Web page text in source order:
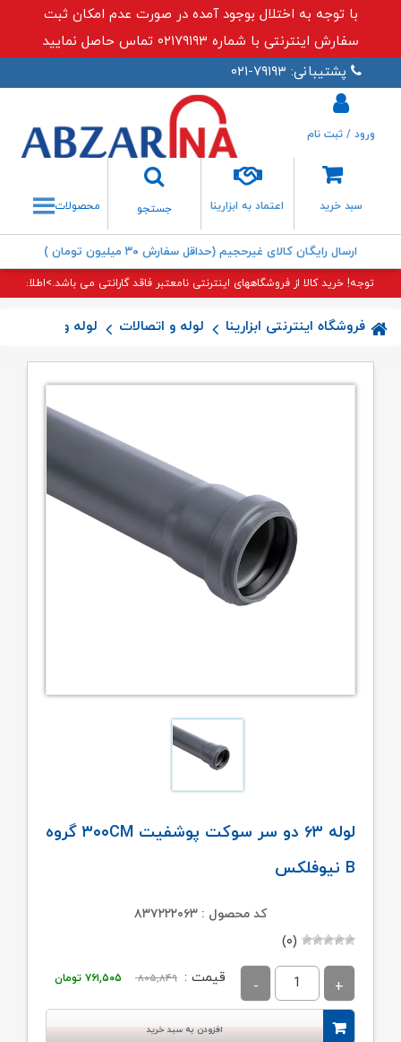
با توجه به اختلال بوجود آمده در صورت عدم امکان ثبت
سفارش اینترنتی با شماره ۰۲۱۷۹۱۹۳ تماس حاصل نمایید
پشتیبانی: ۷۹۱۹۳-۰۲۱
سبد خرید اعتماد به ابزارینا
جستجو
جستجو
ورود / ثبت نام
محصولات
ارسال رایگان کالای غیرحجیم (حداقل سفارش ۳۰ میلیون تومان )
توجه! خرید کالا از فروشگاههای اینترنتی نامعتبر فاقد گارانتی می باشد.>اطلاعات
فروشگاه اینترنتی ابزارینا لوله و اتصالات لوله و
لوله ۶۳ دو سر سوکت پوشفیت ۳۰۰CM گروه
B نیوفلکس
کد محصول : ۸۳۷۲۲۲۰۶۳
(۰)
قیمت : ۸۰۵,۸۴۹
قیمت
اصلی:
۸۰۵,۸۴۹ تومان
۷۶۱,۵۰۵ تومان
افزودن به سبد خرید